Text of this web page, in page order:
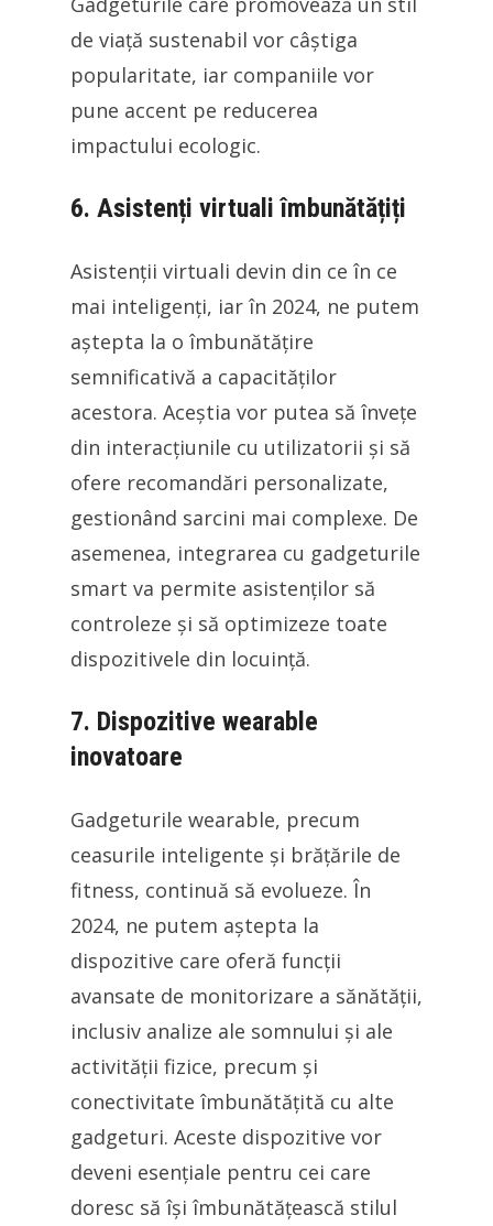
de viață sustenabil vor câștiga
popularitate, iar companiile vor
pune accent pe reducerea
impactului ecologic.
6. Asistenți virtuali îmbunătățiți
Asistenții virtuali devin din ce în ce
mai inteligenți, iar în 2024, ne putem
aștepta la o îmbunătățire
semnificativă a capacităților
acestora. Aceștia vor putea să învețe
din interacțiunile cu utilizatorii și să
ofere recomandări personalizate,
gestionând sarcini mai complexe. De
asemenea, integrarea cu gadgeturile
smart va permite asistenților să
controleze și să optimizeze toate
dispozitivele din locuință.
7. Dispozitive wearable
inovatoare
Gadgeturile wearable, precum
ceasurile inteligente și brățările de
fitness, continuă să evolueze. În
2024, ne putem aștepta la
dispozitive care oferă funcții
avansate de monitorizare a sănătății,
inclusiv analize ale somnului și ale
activității fizice, precum și
conectivitate îmbunătățită cu alte
gadgeturi. Aceste dispozitive vor
deveni esențiale pentru cei care
doresc să își îmbunătățească stilul